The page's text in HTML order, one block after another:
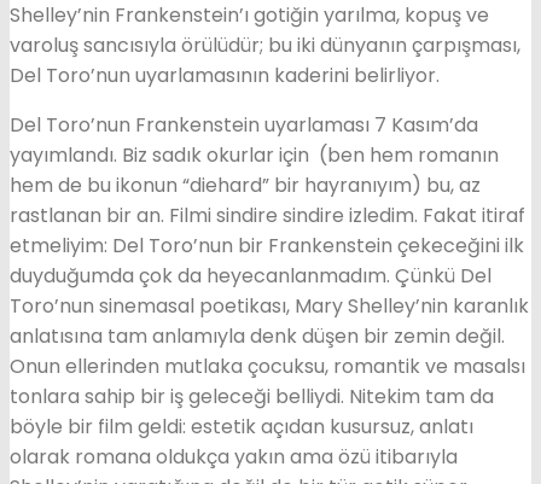
Shelley’nin Frankenstein’ı gotiğin yarılma, kopuş ve
varoluş sancısıyla örülüdür; bu iki dünyanın çarpışması,
Del Toro’nun uyarlamasının kaderini belirliyor.
Del Toro’nun Frankenstein uyarlaması 7 Kasım’da
yayımlandı. Biz sadık okurlar için (ben hem romanın
hem de bu ikonun “diehard” bir hayranıyım) bu, az
rastlanan bir an. Filmi sindire sindire izledim. Fakat itiraf
etmeliyim: Del Toro’nun bir Frankenstein çekeceğini ilk
duyduğumda çok da heyecanlanmadım. Çünkü Del
Toro’nun sinemasal poetikası, Mary Shelley’nin karanlık
anlatısına tam anlamıyla denk düşen bir zemin değil.
Onun ellerinden mutlaka çocuksu, romantik ve masalsı
tonlara sahip bir iş geleceği belliydi. Nitekim tam da
böyle bir film geldi: estetik açıdan kusursuz, anlatı
olarak romana oldukça yakın ama özü itibarıyla